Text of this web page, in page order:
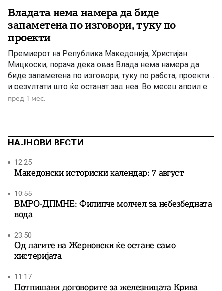
Владата нема намера да биде
запаметена по изговори, туку по
проекти
Премиерот на Република Македонија, Христијан
Мицкоски, порача дека оваа Влада нема намера да
биде запаметена по изговори, туку по работа, проекти
и резултати што ќе останат зад неа. Во месец април е
забележан исклучително висок степен на реализација
Последните податоци на Државниот завод за
пред 1 мес.
НАЈНОВИ ВЕСТИ
12:25
Македонски историски календар: 7 август
10:55
ВМРО-ДПМНЕ: Филипче молчел за небезбедната
вода
23:50
Од лагите на Жерновски ќе остане само
хистеријата
11:17
Потпишани договорите за железницата Крива